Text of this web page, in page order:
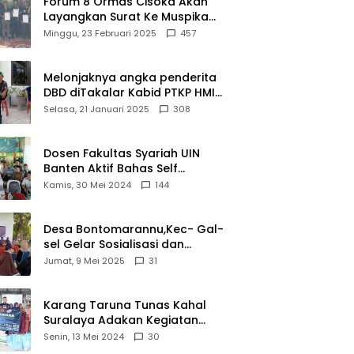
Layangkan Surat Ke Muspika
Atas Adanya Kantor Matel di
Minggu, 23 Februari 2025 457
Melonjaknya angka penderita
DBD diTakalar Kabid PTKP HMI
Cab.Takalar angkat bicara
Selasa, 21 Januari 2025 308
Dosen Fakultas Syariah UIN
Banten Aktif Bahas Self
Declare Halal dalam Forum
Kamis, 30 Mei 2024 144
Desa Bontomarannu,Kec- Gal-
sel Gelar Sosialisasi dan
Bimtek Pemutakhiran Data ID
Jumat, 9 Mei 2025 31
Karang Taruna Tunas Kahal
Suralaya Adakan Kegiatan
Bansos Terhadap Kaum
Senin, 13 Mei 2024 30